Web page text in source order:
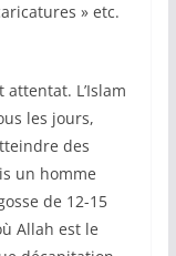
» etc.
attentat. L’Islam
les jours,
des
un homme
de 12-15
Allah est le